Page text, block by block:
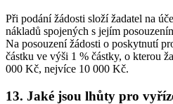
Při podání žádosti složí žadatel na
nákladů spojených s jejím
Na posouzení žádosti o poskytnutí
částku ve výši 1 % částky, o kterou
000 Kč, nejvíce 10 000 Kč.
13. Jaké jsou lhůty pro